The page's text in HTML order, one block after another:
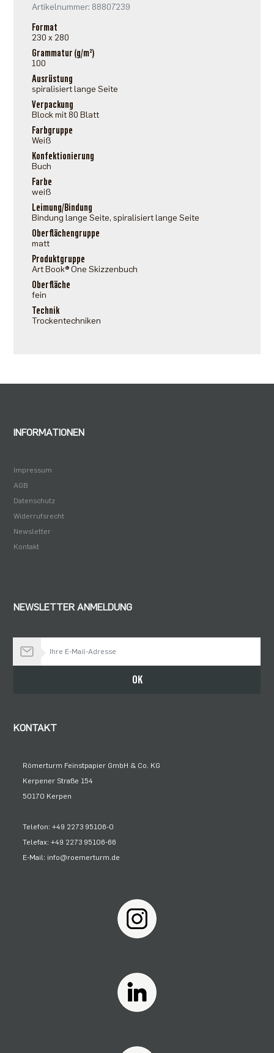
Artikelnummer: 88807239
Format
230 x 280
Grammatur (g/m²)
100
Ausrüstung
spiralisiert lange Seite
Verpackung
Block mit 80 Blatt
Farbgruppe
Weiß
Konfektionierung
Buch
Farbe
weiß
Leimung/Bindung
Bindung lange Seite, spiralisiert lange Seite
Oberflächengruppe
matt
Produktgruppe
Art Book® One Skizzenbuch
Oberfläche
fein
Technik
Trockentechniken
INFORMATIONEN
Impressum
AGB
Datenschutz
Widerrufsrecht
Newsletter
Kontakt
NEWSLETTER ANMELDUNG
OK
KONTAKT
Römerturm Feinstpapier GmbH & Co. KG
Kerpener Straße 154
50170 Kerpen
Telefon: +49 2273 95106-0
Telefax: +49 2273 95106-66
E-Mail: info@roemerturm.de